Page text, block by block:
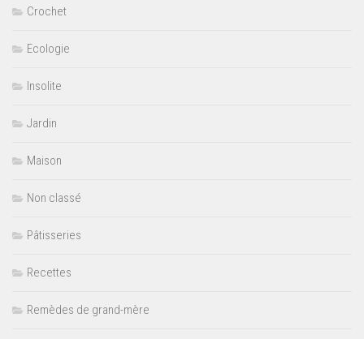
Crochet
Ecologie
Insolite
Jardin
Maison
Non classé
Pâtisseries
Recettes
Remèdes de grand-mère